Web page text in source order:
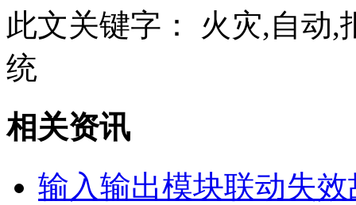
此文关键字：
火灾,自动,
统
相关资讯
输入输出模块联动失效